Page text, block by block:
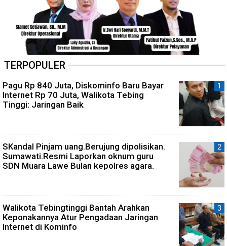
TERPOPULER
Pagu Rp 840 Juta, Diskominfo Baru Bayar
Internet Rp 70 Juta, Walikota Tebing
Tinggi: Jaringan Baik
SKandal Pinjam uang.Berujung dipolisikan.
Sumawati.Resmi Laporkan oknum guru
SDN Muara Lawe Bulan kepolres agara.
Walikota Tebingtinggi Bantah Arahkan
Keponakannya Atur Pengadaan Jaringan
Internet di Kominfo